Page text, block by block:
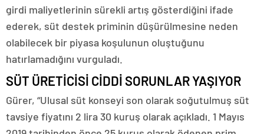
girdi maliyetlerinin sürekli artış gösterdiğini ifade
ederek, süt destek priminin düşürülmesine neden
olabilecek bir piyasa koşulunun oluştuğunu
hatırlamadığını vurguladı.
SÜT ÜRETİCİSİ CİDDİ SORUNLAR YAŞIYOR
Gürer, “Ulusal süt konseyi son olarak soğutulmuş süt
tavsiye fiyatını 2 lira 30 kuruş olarak açıkladı. 1 Mayıs